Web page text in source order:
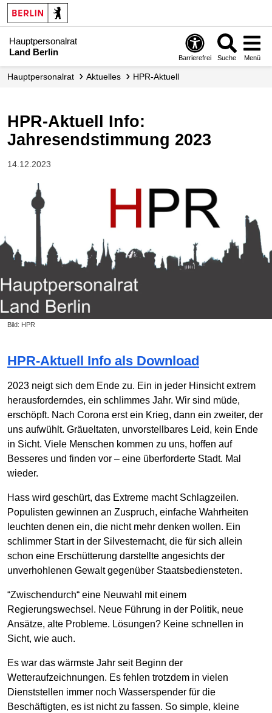
Hauptpersonalrat
Land Berlin
Barrierefrei Suche Menü
Hauptpersonalrat Aktuelles HPR-Aktuell
HPR-Aktuell Info:
Jahresendstimmung 2023
14.12.2023
Bild: HPR
HPR-Aktuell Info als Download
2023 neigt sich dem Ende zu. Ein in jeder Hinsicht extrem
herausforderndes, ein schlimmes Jahr. Wir sind müde,
erschöpft. Nach Corona erst ein Krieg, dann ein zweiter, der
uns aufwühlt. Gräueltaten, unvorstellbares Leid, kein Ende
in Sicht. Viele Menschen kommen zu uns, hoffen auf
Besseres und finden vor – eine überforderte Stadt. Mal
wieder.
Hass wird geschürt, das Extreme macht Schlagzeilen.
Populisten gewinnen an Zuspruch, einfache Wahrheiten
leuchten denen ein, die nicht mehr denken wollen. Ein
schlimmer Start in der Silvesternacht, die für sich allein
schon eine Erschütterung darstellte angesichts der
unverhohlenen Gewalt gegenüber Staatsbediensteten.
“Zwischendurch“ eine Neuwahl mit einem
Regierungswechsel. Neue Führung in der Politik, neue
Ansätze, alte Probleme. Lösungen? Keine schnellen in
Sicht, wie auch.
Es war das wärmste Jahr seit Beginn der
Wetteraufzeichnungen. Es fehlen trotzdem in vielen
Dienststellen immer noch Wasserspender für die
Beschäftigten, es ist nicht zu fassen. So simple, kleine